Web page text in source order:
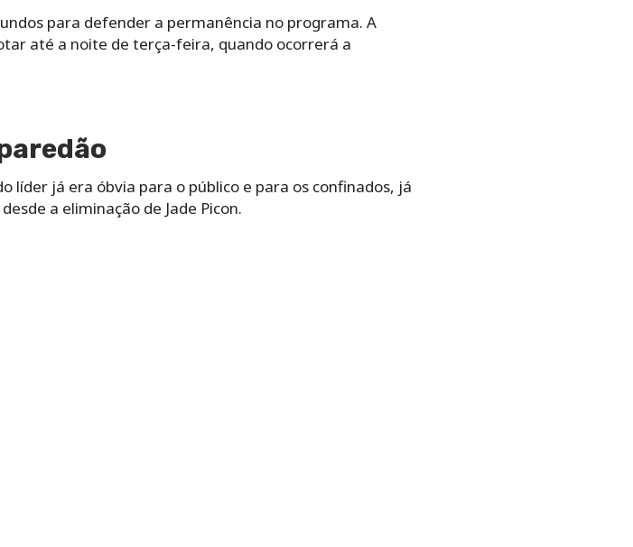
para defender a permanência no programa. A
até a noite de terça-feira, quando ocorrerá a
líder já era óbvia para o público e para os confinados, já
a eliminação de Jade Picon.